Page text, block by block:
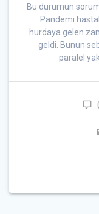
Bu durumun
Pandemi
hurdaya gelen
geldi. Bunun
paralel